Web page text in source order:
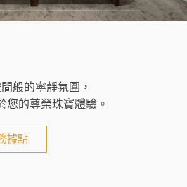
般的寧靜氛圍，
您的尊榮珠寶體驗。
據點